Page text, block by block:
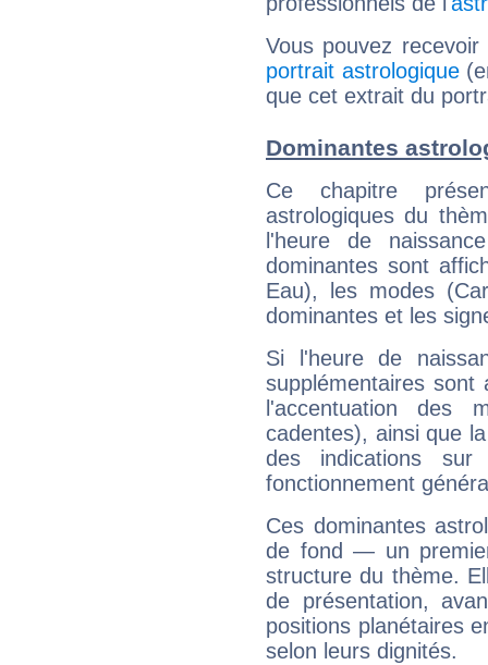
Vous pouvez
portrait astrologique
que cet extrait du
Dominantes
Ce chapitre
astrologiques du
l'heure de
dominantes sont
Eau), les modes
dominantes et les
Si l'heure de
supplémentaires sont
l'accentuation des
cadentes), ainsi que
des indications sur
fonctionnement
Ces dominantes
de fond — un
structure du thème.
de présentation,
positions planétaires
selon leurs dignités.